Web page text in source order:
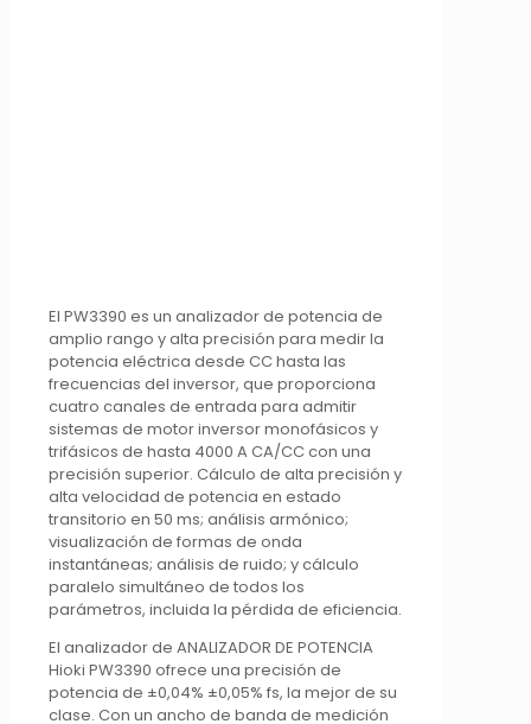
El PW3390 es un analizador de potencia de
amplio rango y alta precisión para medir la
potencia eléctrica desde CC hasta las
frecuencias del inversor, que proporciona
cuatro canales de entrada para admitir
sistemas de motor inversor monofásicos y
trifásicos de hasta 4000 A CA/CC con una
precisión superior. Cálculo de alta precisión y
alta velocidad de potencia en estado
transitorio en 50 ms; análisis armónico;
visualización de formas de onda
instantáneas; análisis de ruido; y cálculo
paralelo simultáneo de todos los
parámetros, incluida la pérdida de eficiencia.
El analizador de ANALIZADOR DE POTENCIA
Hioki PW3390 ofrece una precisión de
potencia de ±0,04% ±0,05% fs, la mejor de su
clase. Con un ancho de banda de medición